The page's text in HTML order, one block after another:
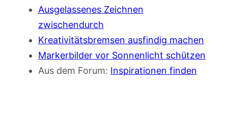
Ausgelassenes Zeichnen
zwischendurch
Kreativitätsbremsen ausfindig machen
Markerbilder vor Sonnenlicht schützen
Aus dem Forum: Inspirationen finden